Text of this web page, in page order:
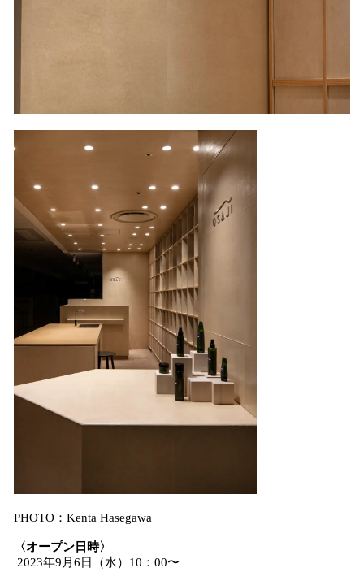
PHOTO：Kenta Hasegawa
〈オープン日時〉
2023年9月6日（水）10：00〜